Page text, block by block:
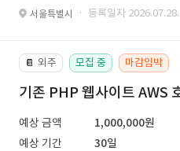
서울특별시 · 등록일자 2026.07.28.
📔 외주 모집 중 마감임박
기존 PHP 웹사이트 AWS
예상 금액
1,000,000원
예상 기간
30일